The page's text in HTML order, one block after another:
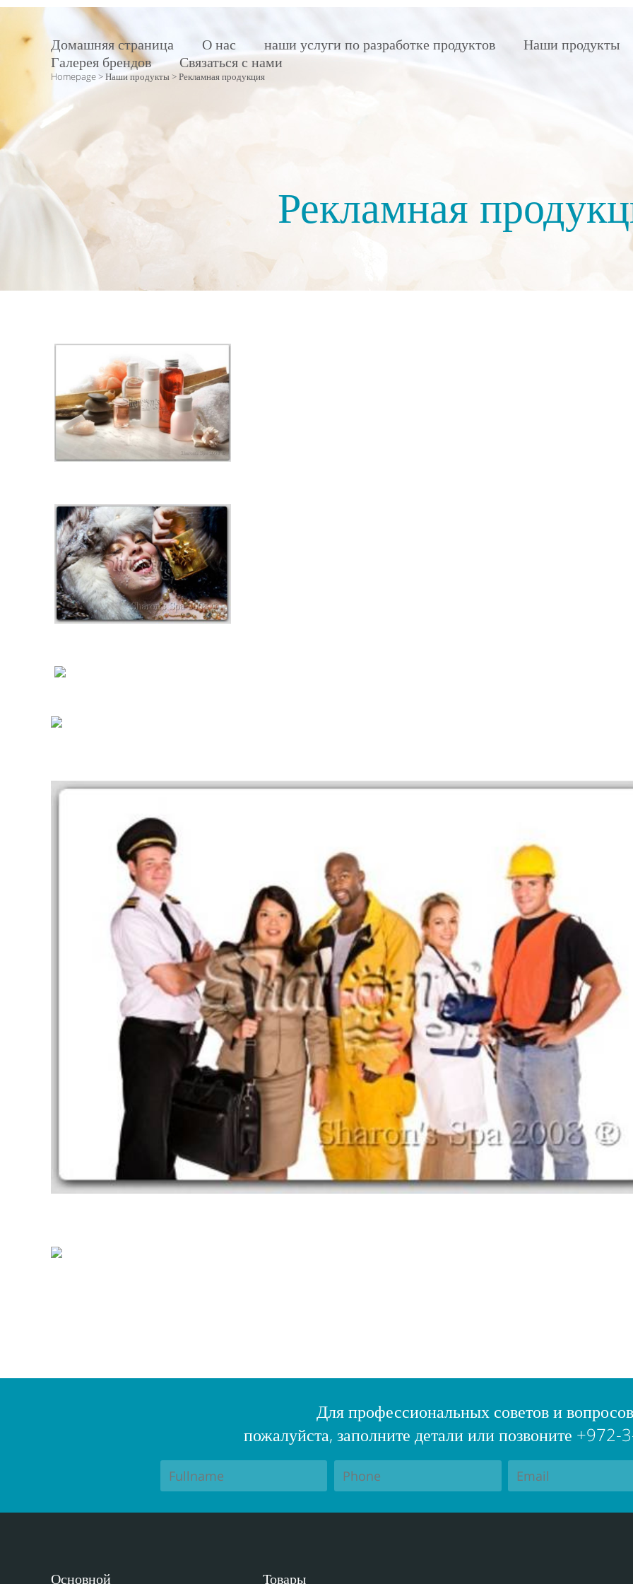
Домашняя страница О нас наши услуги по разработке продуктов
Наши продукты
Галерея брендов
Связаться с нами
Homepage>Наши продукты>Рекламная продукция
Рекламная
Для профессиональных советов и вопросов
пожалуйста, заполните детали или позвоните
Основной Товары